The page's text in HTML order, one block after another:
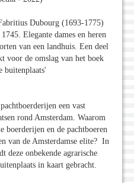
Dubourg (1693-1775)
Elegante dames en heren
van een landhuis. Een deel
voor de omslag van het boek
buitenplaats'
een vast
rond Amsterdam. Waarom
boerderijen en de pachtboeren
van de Amsterdamse elite? In
deze onbekende agrarische
in kaart gebracht.